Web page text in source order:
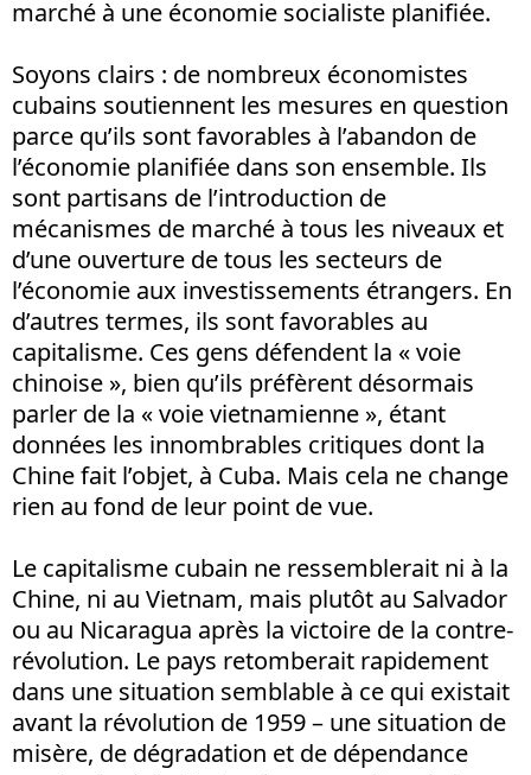
marché à une économie socialiste planifiée.
Soyons clairs : de nombreux économistes
cubains soutiennent les mesures en question
parce qu’ils sont favorables à l’abandon de
l’économie planifiée dans son ensemble. Ils
sont partisans de l’introduction de
mécanismes de marché à tous les niveaux et
d’une ouverture de tous les secteurs de
l’économie aux investissements étrangers. En
d’autres termes, ils sont favorables au
capitalisme. Ces gens défendent la « voie
chinoise », bien qu’ils préfèrent désormais
parler de la « voie vietnamienne », étant
données les innombrables critiques dont la
Chine fait l’objet, à Cuba. Mais cela ne change
rien au fond de leur point de vue.
Le capitalisme cubain ne ressemblerait ni à la
Chine, ni au Vietnam, mais plutôt au Salvador
ou au Nicaragua après la victoire de la contre-
révolution. Le pays retomberait rapidement
dans une situation semblable à ce qui existait
avant la révolution de 1959 – une situation de
misère, de dégradation et de dépendance